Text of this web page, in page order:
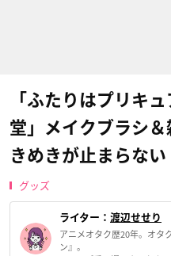
「ふたりはプリキ
堂」メイクブラシ
きめきが止まらない
グッズ
ライター： 渡辺せせり
アニメオタク歴20年。オタ
ン』。